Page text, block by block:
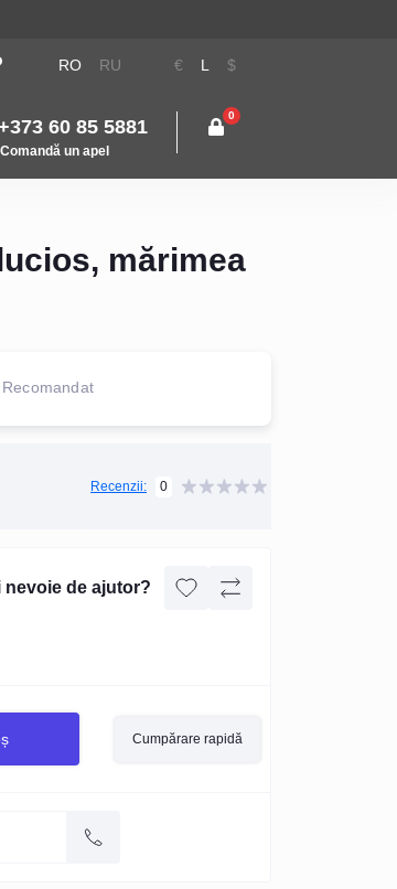
RO RU € L $
60 85 5881
Comandă un apel
0
mărimea
Recomandat
Recenzii: 0
nevoie de ajutor?
Cumpărare rapidă